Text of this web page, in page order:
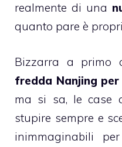
realmente di una
quanto pare è
Bizzarra a primo
fredda Nanjing
ma si sa, le case
stupire sempre e
inimmaginabili